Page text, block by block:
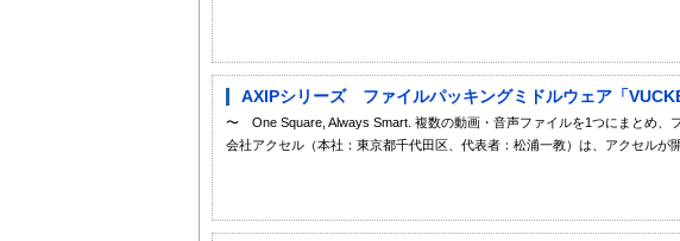
AXIPシリーズ ファイルパッキングミドルウェア「
〜 One Square, Always Smart. 複数の動画・音声ファイルを1つにまとめ、
会社アクセル（本社：東京都千代田区、代表者：松浦一教）は、アクセルが開